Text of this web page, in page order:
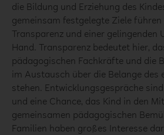
die Bildung und Erziehung des
gemeinsam festgelegte Ziele führen
Transparenz und einer gelingenden
Hand. Transparenz bedeutet hier,
pädagogischen Fachkräfte und die
im Austausch über die Belange des
stehen. Entwicklungsgespräche
und eine Chance, das Kind in den
gemeinsamen pädagogischen
Familien haben großes Interesse